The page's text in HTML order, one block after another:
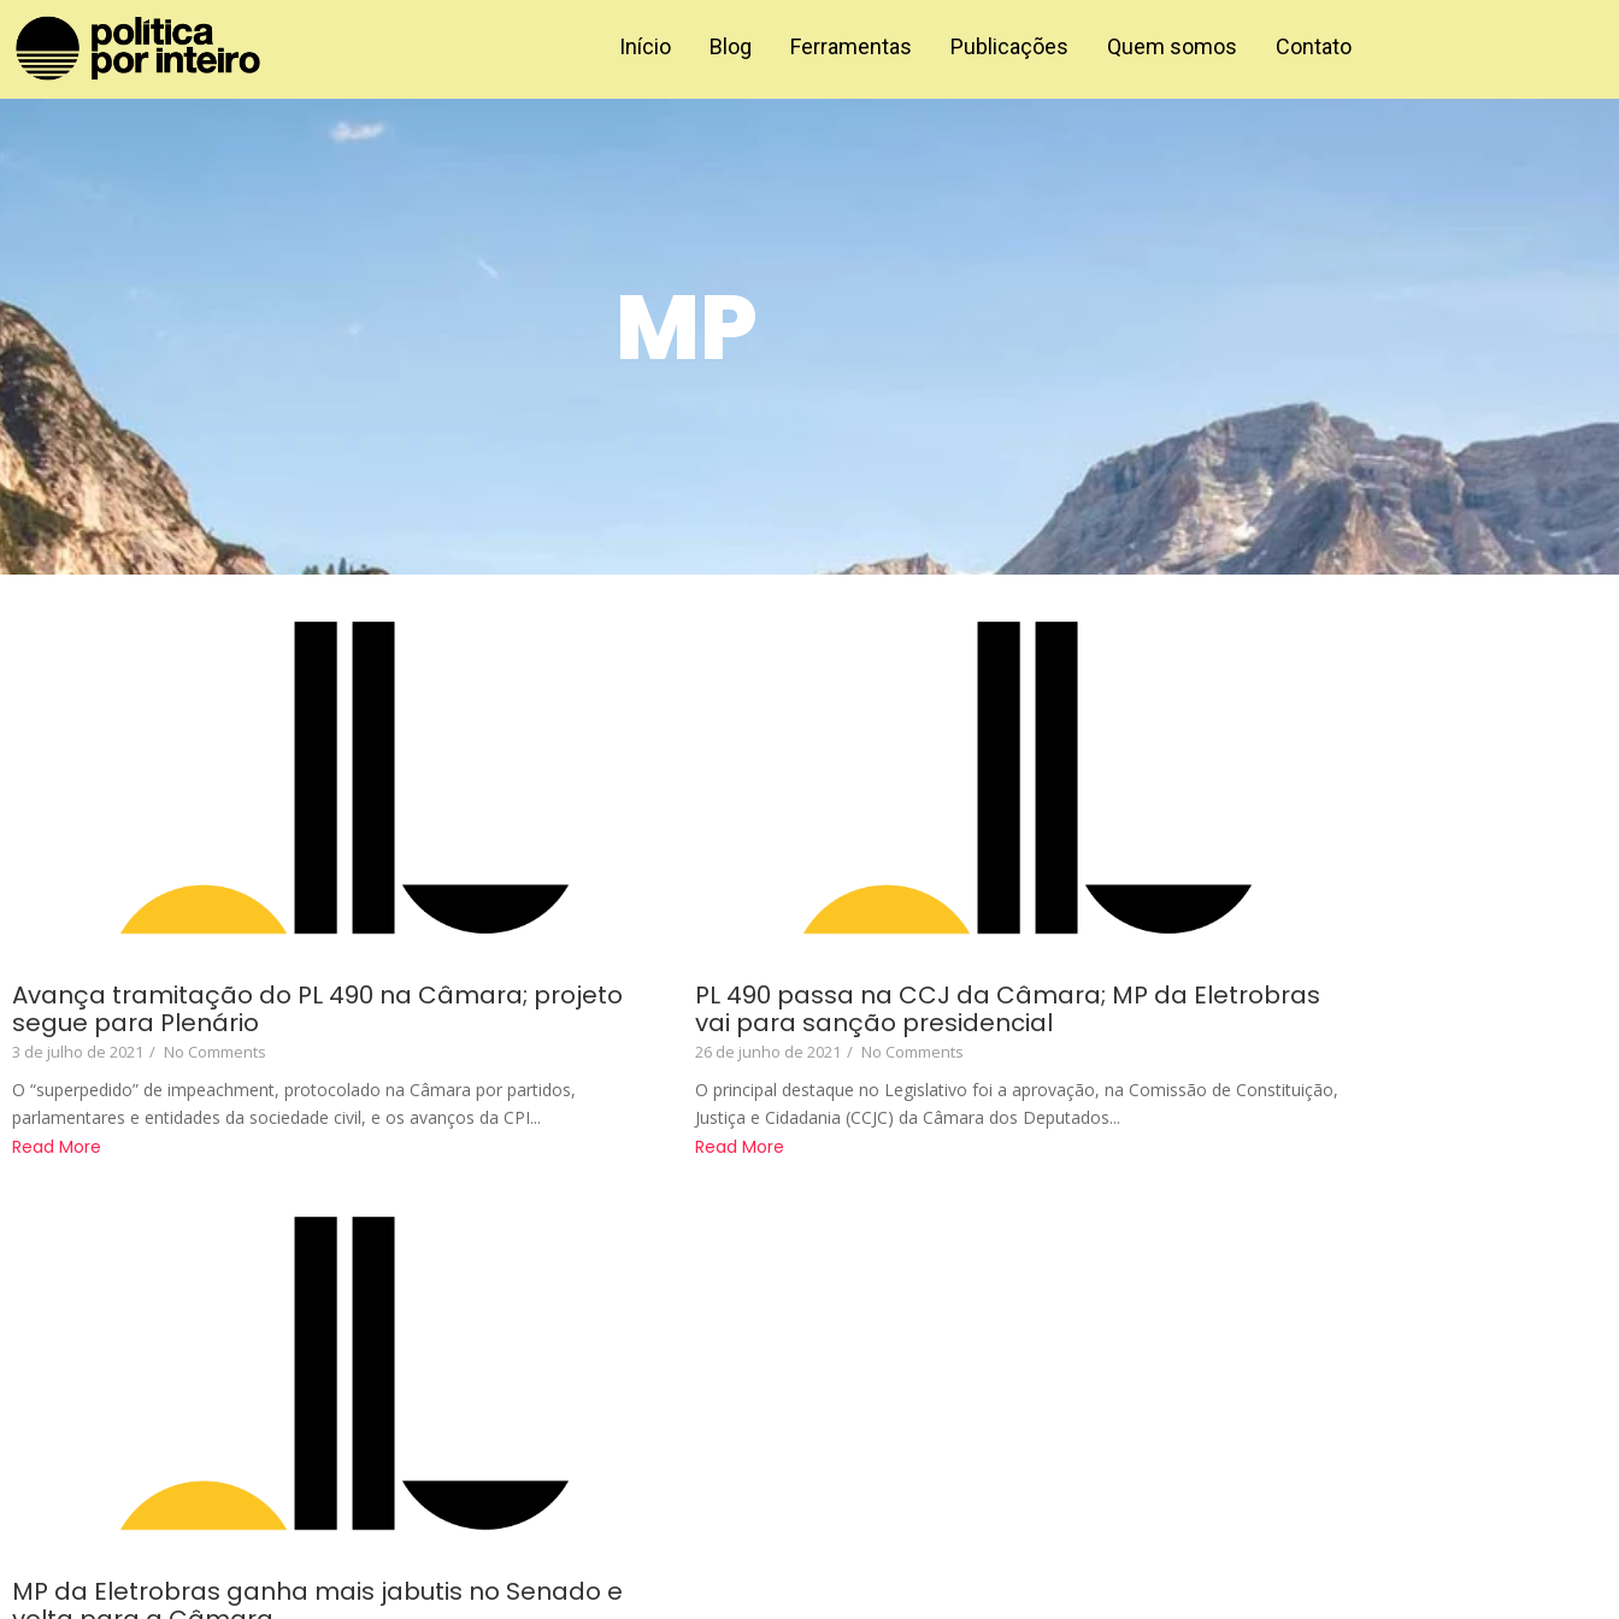
Início Blog Ferramentas Publicações Quem somos Contato
MP
Avança tramitação do PL 490 na Câmara; projeto
segue para Plenário
3 de julho de 2021 / No Comments
O “superpedido” de impeachment, protocolado na Câmara por partidos,
parlamentares e entidades da sociedade civil, e os avanços da CPI...
Read More
PL 490 passa na CCJ da Câmara; MP da Eletrobras
vai para sanção presidencial
26 de junho de 2021 / No Comments
O principal destaque no Legislativo foi a aprovação, na Comissão de Constituição,
Justiça e Cidadania (CCJC) da Câmara dos Deputados...
Read More
MP da Eletrobras ganha mais jabutis no Senado e